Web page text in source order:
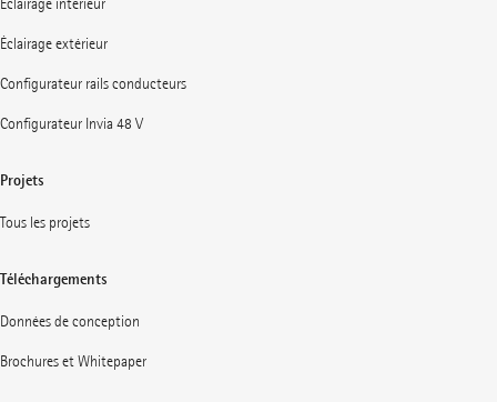
Éclairage intérieur
Éclairage extérieur
Configurateur rails conducteurs
Configurateur Invia 48 V
Projets
Tous les projets
Téléchargements
Données de conception
Brochures et Whitepaper